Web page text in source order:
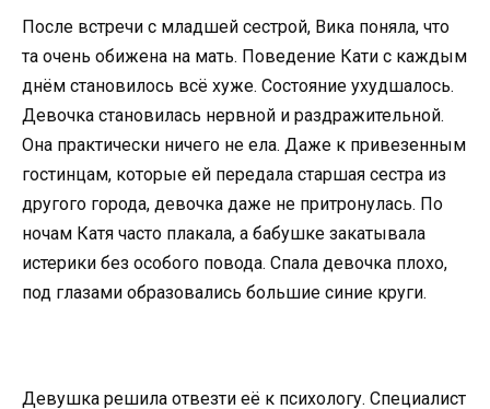
После встречи с младшей сестрой, Вика поняла, что
та очень обижена на мать. Поведение Кати с каждым
днём становилось всё хуже. Состояние ухудшалось.
Девочка становилась нервной и раздражительной.
Она практически ничего не ела. Даже к привезенным
гостинцам, которые ей передала старшая сестра из
другого города, девочка даже не притронулась. По
ночам Катя часто плакала, а бабушке закатывала
истерики без особого повода. Спала девочка плохо,
под глазами образовались большие синие круги.
Девушка решила отвезти её к психологу. Специалист